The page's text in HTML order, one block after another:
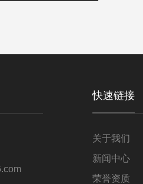
快速链接
关于我们
新闻中心
荣誉资质